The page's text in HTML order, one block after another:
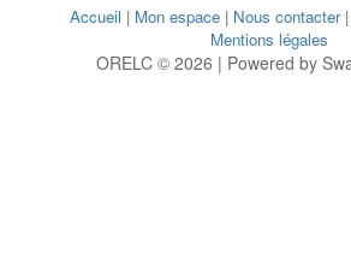
Accueil | Mon espace | Nous contacter|
Mentions légales
ORELC © 2026 | Powered by